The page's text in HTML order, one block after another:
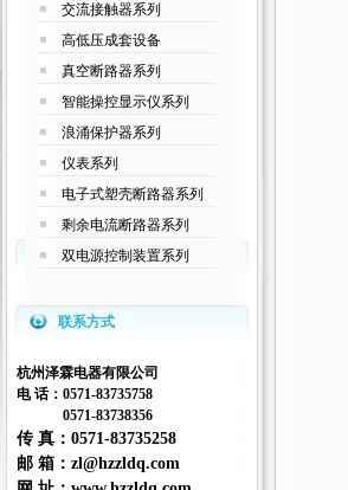
交流接触器系列
高低压成套设备
真空断路器系列
智能操控显示仪系列
浪涌保护器系列
仪表系列
电子式塑壳断路器系列
剩余电流断路器系列
双电源控制装置系列
联系方式
杭州泽霖电器有限公司
电 话： 0571-83735758
0571-83738356
传 真 ：0571-83735258
邮 箱：zl@hzzldq.com